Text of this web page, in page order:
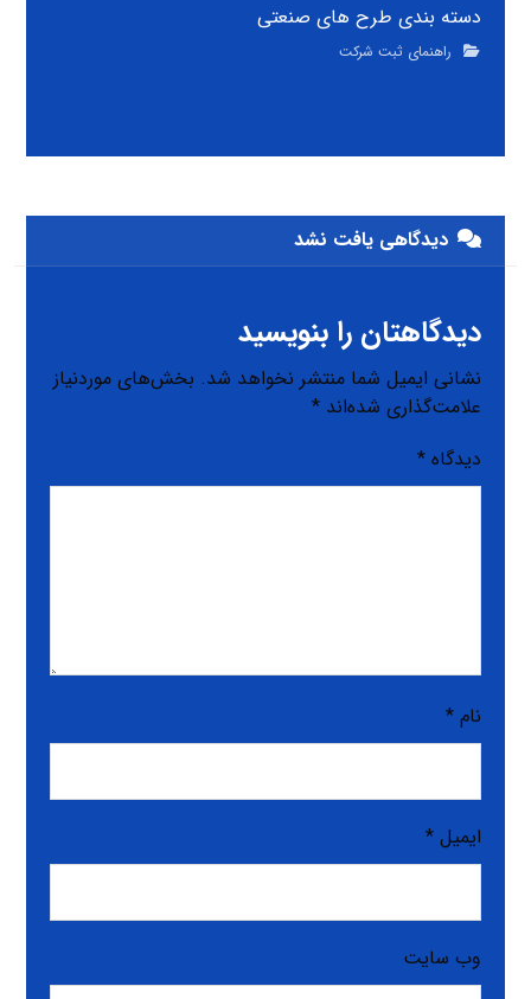
دسته بندی طرح های صنعتی
راهنمای ثبت شرکت
دیدگاهی یافت نشد
دیدگاهتان را بنویسید
نشانی ایمیل شما منتشر نخواهد شد. بخش‌های موردنیاز
علامت‌گذاری شده‌اند*
دیدگاه*
نام*
ایمیل*
وب‌ سایت